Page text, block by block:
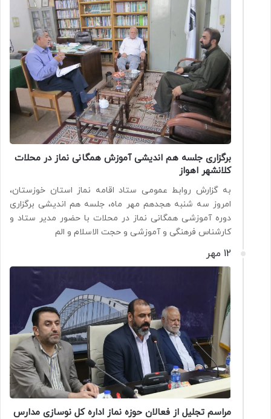
برگزاری جلسه هم اندیشی آموزش همگانی نماز در محلات
کلانشهر اهواز
به گزارش روابط عمومی ستاد اقامه نماز استان خوزستان،
امروز سه شنبه هجدهم مهر ماه، جلسه هم اندیشی برگزاری
دوره آموزشی همگانی نماز در محلات با حضور مدیر ستاد و
کارشناس فرهنگی و آموزشی و حجت الاسلام و الم
12 مهر
مراسم تجلیل از فعالان حوزه نماز اداره کل نوسازی مدارس